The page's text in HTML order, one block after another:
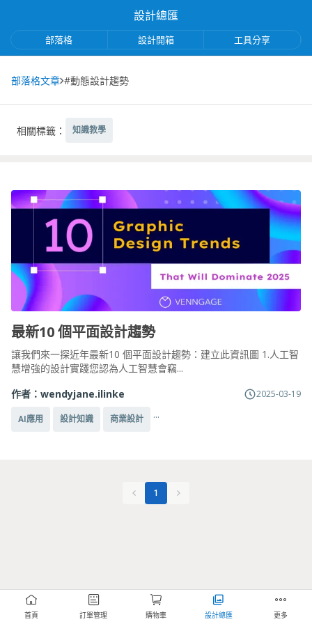
設計總匯
部落格 設計開箱 工具分享
部落格文章 #動態設計趨勢
相關標籤： 知識教學
最新10 個平面設計趨勢
讓我們來一探近年最新10 個平面設計趨勢：建立此資訊圖 1.人工智
慧增強的設計實踐您認為人工智慧會竊...
作者： wendyjane.ilinke 2025-03-19
AI應用 設計知識 商業設計 ...
1
首頁 訂單管理 購物車 設計總匯 更多